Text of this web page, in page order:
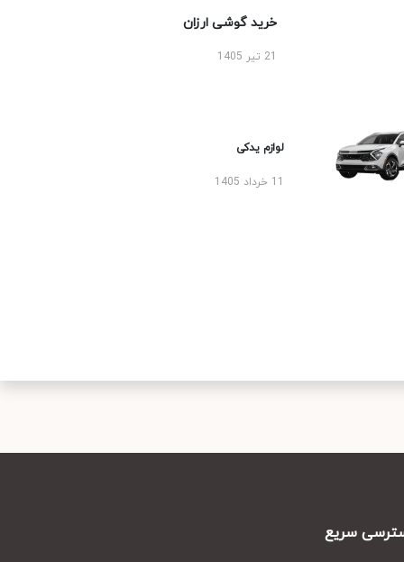
خرید گوشی ارزان
لوازم یدکی
سریع